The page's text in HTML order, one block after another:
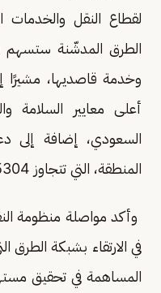
لقطاع النقل والخدمات
الطرق المدشّنة ستسهم
وخدمة قاصديها،
أعلى معايير السلامة
السعودي، إضافة إلى
المنطقة، التي تتجاوز 5304 كم.
وأكد مواصلة منظومة
في الارتقاء بشبكة الطرق
المساهمة في تحقيق